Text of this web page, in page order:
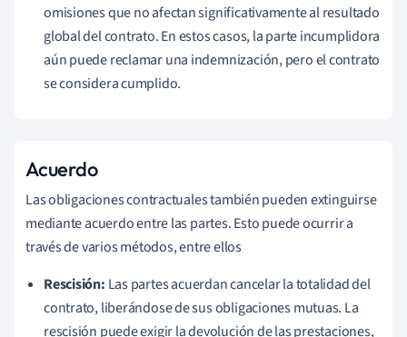
omisiones que no afectan significativamente al resultado
global del contrato. En estos casos, la parte incumplidora
aún puede reclamar una indemnización, pero el contrato
se considera cumplido.
Acuerdo
Las obligaciones contractuales también pueden extinguirse
mediante acuerdo entre las partes. Esto puede ocurrir a
través de varios métodos, entre ellos
Rescisión: Las partes acuerdan cancelar la totalidad del
contrato, liberándose de sus obligaciones mutuas. La
rescisión puede exigir la devolución de las prestaciones,